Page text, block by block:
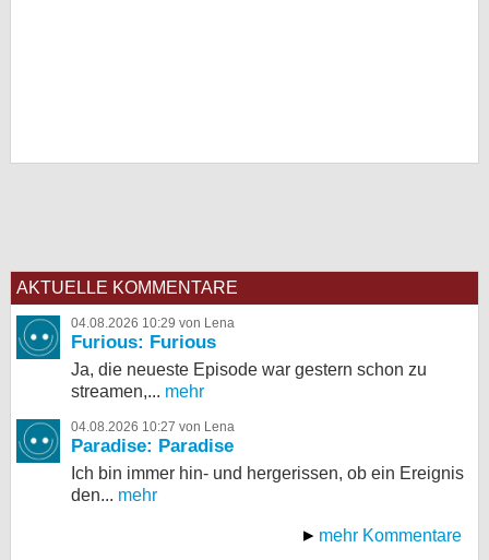
AKTUELLE KOMMENTARE
04.08.2026 10:29 von Lena
Furious: Furious
Ja, die neueste Episode war gestern schon zu
streamen,... mehr
04.08.2026 10:27 von Lena
Paradise: Paradise
Ich bin immer hin- und hergerissen, ob ein Ereignis
den... mehr
mehr Kommentare